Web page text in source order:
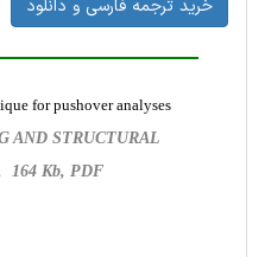
خرید ترجمه فارسی و دانلود
for pushover analyses
AND STRUCTURAL
164 Kb, PDF